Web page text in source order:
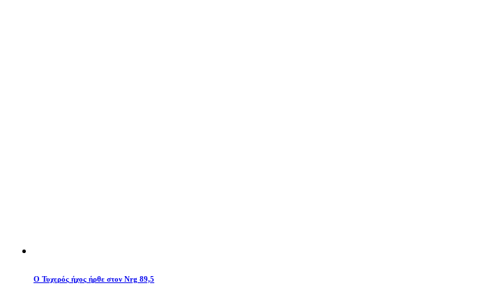
O Τυχερός ήχος ήρθε στον Nrg 89,5